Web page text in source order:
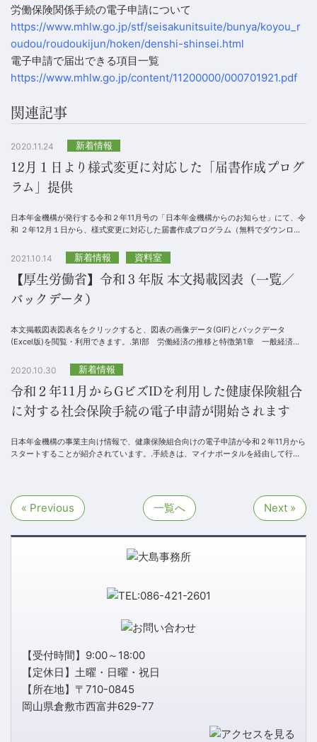
労働保険関係手続の電子申請について
https://www.mhlw.go.jp/stf/seisakunitsuite/bunya/koyou_r
oudou/roudoukijun/hoken/denshi-shinsei.html
電子申請で届出できる項目一覧
https://www.mhlw.go.jp/content/11200000/000701921.pdf
関連記事
2020.11.24 新着情報
12月１日より様式変更に対応した「届書作成プログ
ラム」提供
日本年金機構が発行する令和２年11月号の「日本年金機構からのお知らせ」にて、令
和 ２年12月１日から、様式変更に対応した届書作成プログラム（無料でダウンロー
2021.10.14 新着情報 資料室
【厚生労働省】令和３年版 本文掲載図表（一覧／
バックデータ）
本文掲載図表図表名をクリックすると、図表の画像データ(GIF)とバックデータ
(Excel版)を閲覧・利用できます。.第Ⅰ部 労働経済の推移と特徴第1章 一般経済の
2020.10.30 新着情報
令和２年11月からGビズIDを利用した健康保険組合
に対する社会保険手続の電子申請が開始されます
日本年金機構の事業主向け情報で、健康保険組合向けの電子申請が令和２年11月から
スタートすることが紹介されています。.手続きは、マイナポータルを経由して行う
« Previous 一覧へ Next »
【受付時間】9:00～18:00
【定休日】土曜・日曜・祝日
【所在地】〒710-0845
岡山県倉敷市西富井629-77